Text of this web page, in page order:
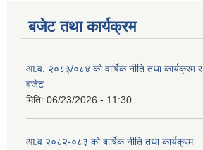
बजेट तथा कार्यक्रम
आ.व. २०८३/०८४ को वार्षिक नीति तथा कार्यक्रम र
बजेट
मिति: 06/23/2026 - 11:30
आ.व २०८२-०८३ को बार्षिक नीति तथा कार्यक्रम